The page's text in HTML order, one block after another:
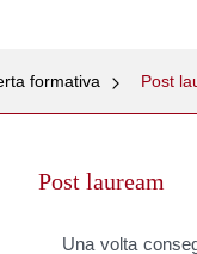
formativa Post
Post lauream
Una volta